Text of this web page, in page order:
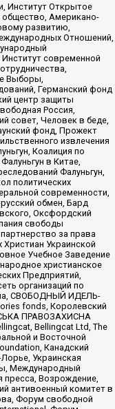
Институт Открытое
Американо-
развитию,
Отношений,
современной
Выборы,
Германский фонд
центр защиты
Россия,
совет, Человек в беде,
фонд, Прожект
извлечения
Коалиция по
в Китае,
Фалуньгун,
политических
современности,
обмен, Бард
Оксфордский
свободы
за права
Христиан Украинской
Учебное Заведение
христианское
Предприятий,
организаций по
СВОБОДНЫЙ ИДЕЛЬ-
fonds, Королевский
ПРАВОЗАХИСНА
Bellingcat Ltd, The
и Восточной
Канадский
Украинская
Международный
пресса, Возрождение,
антивоенный комитет в
Форум свободной